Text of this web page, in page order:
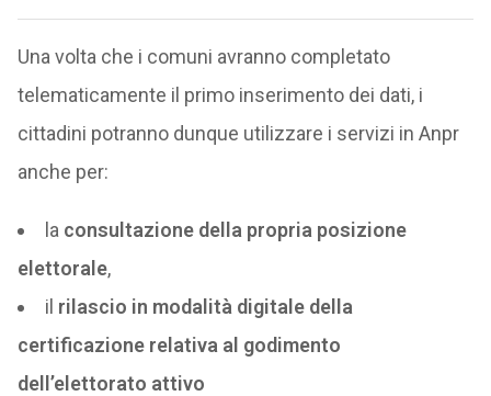
Una volta che i comuni avranno completato
telematicamente il primo inserimento dei dati, i
cittadini potranno dunque utilizzare i servizi in Anpr
anche per:
la consultazione della propria posizione
elettorale,
il rilascio in modalità digitale della
certificazione relativa al godimento
dell’elettorato attivo